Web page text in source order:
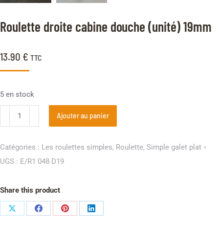
Roulette droite cabine douche (unité) 19mm
13.90 € TTC
5 en stock
Ajouter au panier
Catégories : Les roulettes simples, Roulette, Simple galet plat
UGS : E/R1 048 D19
Share this product